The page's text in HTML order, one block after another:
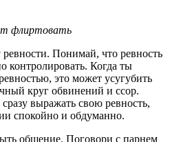
флиртовать
Понимай, что ревность
контролировать. Когда ты
это может усугубить
круг обвинений и ссор.
выражать свою ревность,
спокойно и обдуманно.
общение. Поговори с парнем